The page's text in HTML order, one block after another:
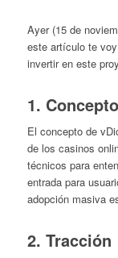
Ayer (15 de
este artículo te
invertir en este
1. Concepto
El concepto de
de los casinos
técnicos para
entrada para
adopción masiva
2. Tracción